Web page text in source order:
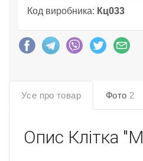
Код виробника: Кц033
Усе про товар Фото 2
Опис Клітка